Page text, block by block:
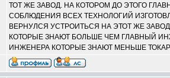
ТОТ ЖЕ ЗАВОД. НА КОТОРОМ ДО ЭТОГО
СОБЛЮДЕНИЯ ВСЕХ ТЕХНОЛОГИЙ
ВЕРНУЛСЯ УСТРОИТЬСЯ НА ЭТОТ ЖЕ
КОТОРЫЕ ЗНАЮТ БОЛЬШЕ ЧЕМ ГЛАВНЫЙ
ИНЖЕНЕРА КОТОРЫЕ ЗНАЮТ МЕНЬШЕ